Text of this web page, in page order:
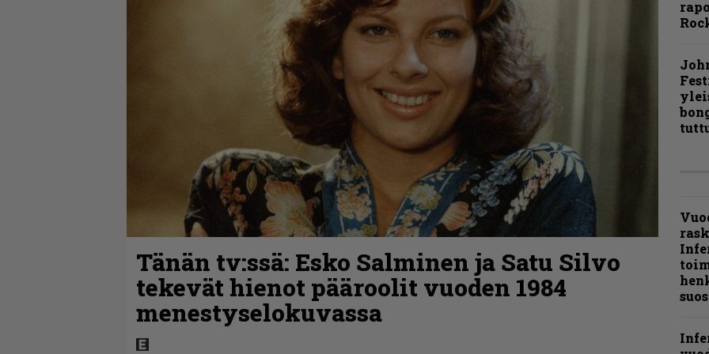
Tänän tv:ssä: Esko Salminen ja Satu Silvo
tekevät hienot pääroolit vuoden 1984
menestyselokuvassa